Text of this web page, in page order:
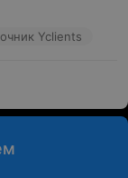
Yclients